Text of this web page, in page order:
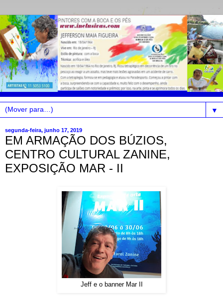
▼
segunda-feira, junho 17, 2019
EM ARMAÇÃO DOS BÚZIOS,
CENTRO CULTURAL ZANINE,
EXPOSIÇÃO MAR - II
Jeff e o banner Mar II